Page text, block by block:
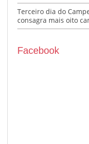
Terceiro dia do
consagra mais oito
Facebook